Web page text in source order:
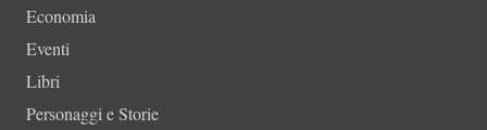
Economia
Eventi
Libri
Personaggi e Storie